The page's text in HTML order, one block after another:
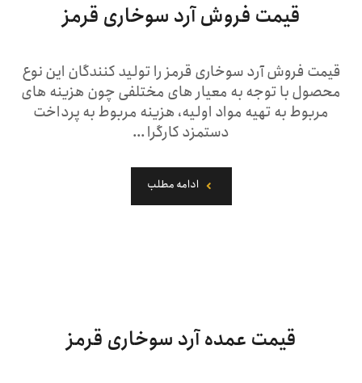
قیمت فروش آرد سوخاری قرمز
قیمت فروش آرد سوخاری قرمز را تولید کنندگان این نوع
محصول با توجه به معیار های مختلفی چون هزینه های
مربوط به تهیه مواد اولیه، هزینه مربوط به پرداخت
دستمزد کارگرا ...
ادامه مطلب
قیمت عمده آرد سوخاری قرمز